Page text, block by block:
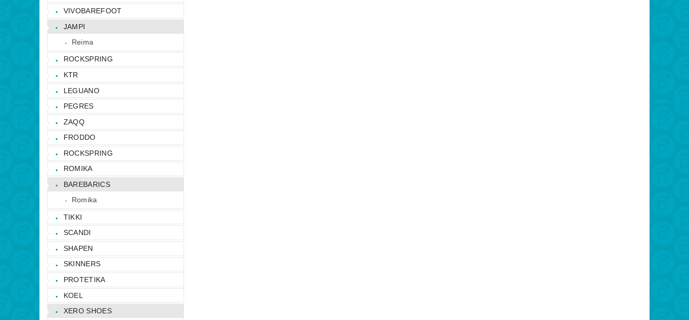
VIVOBAREFOOT
JAMPI
Reima
ROCKSPRING
KTR
LEGUANO
PEGRES
ZAQQ
FRODDO
ROCKSPRING
ROMIKA
BAREBARICS
Romika
TIKKI
SCANDI
SHAPEN
SKINNERS
PROTETIKA
KOEL
XERO SHOES